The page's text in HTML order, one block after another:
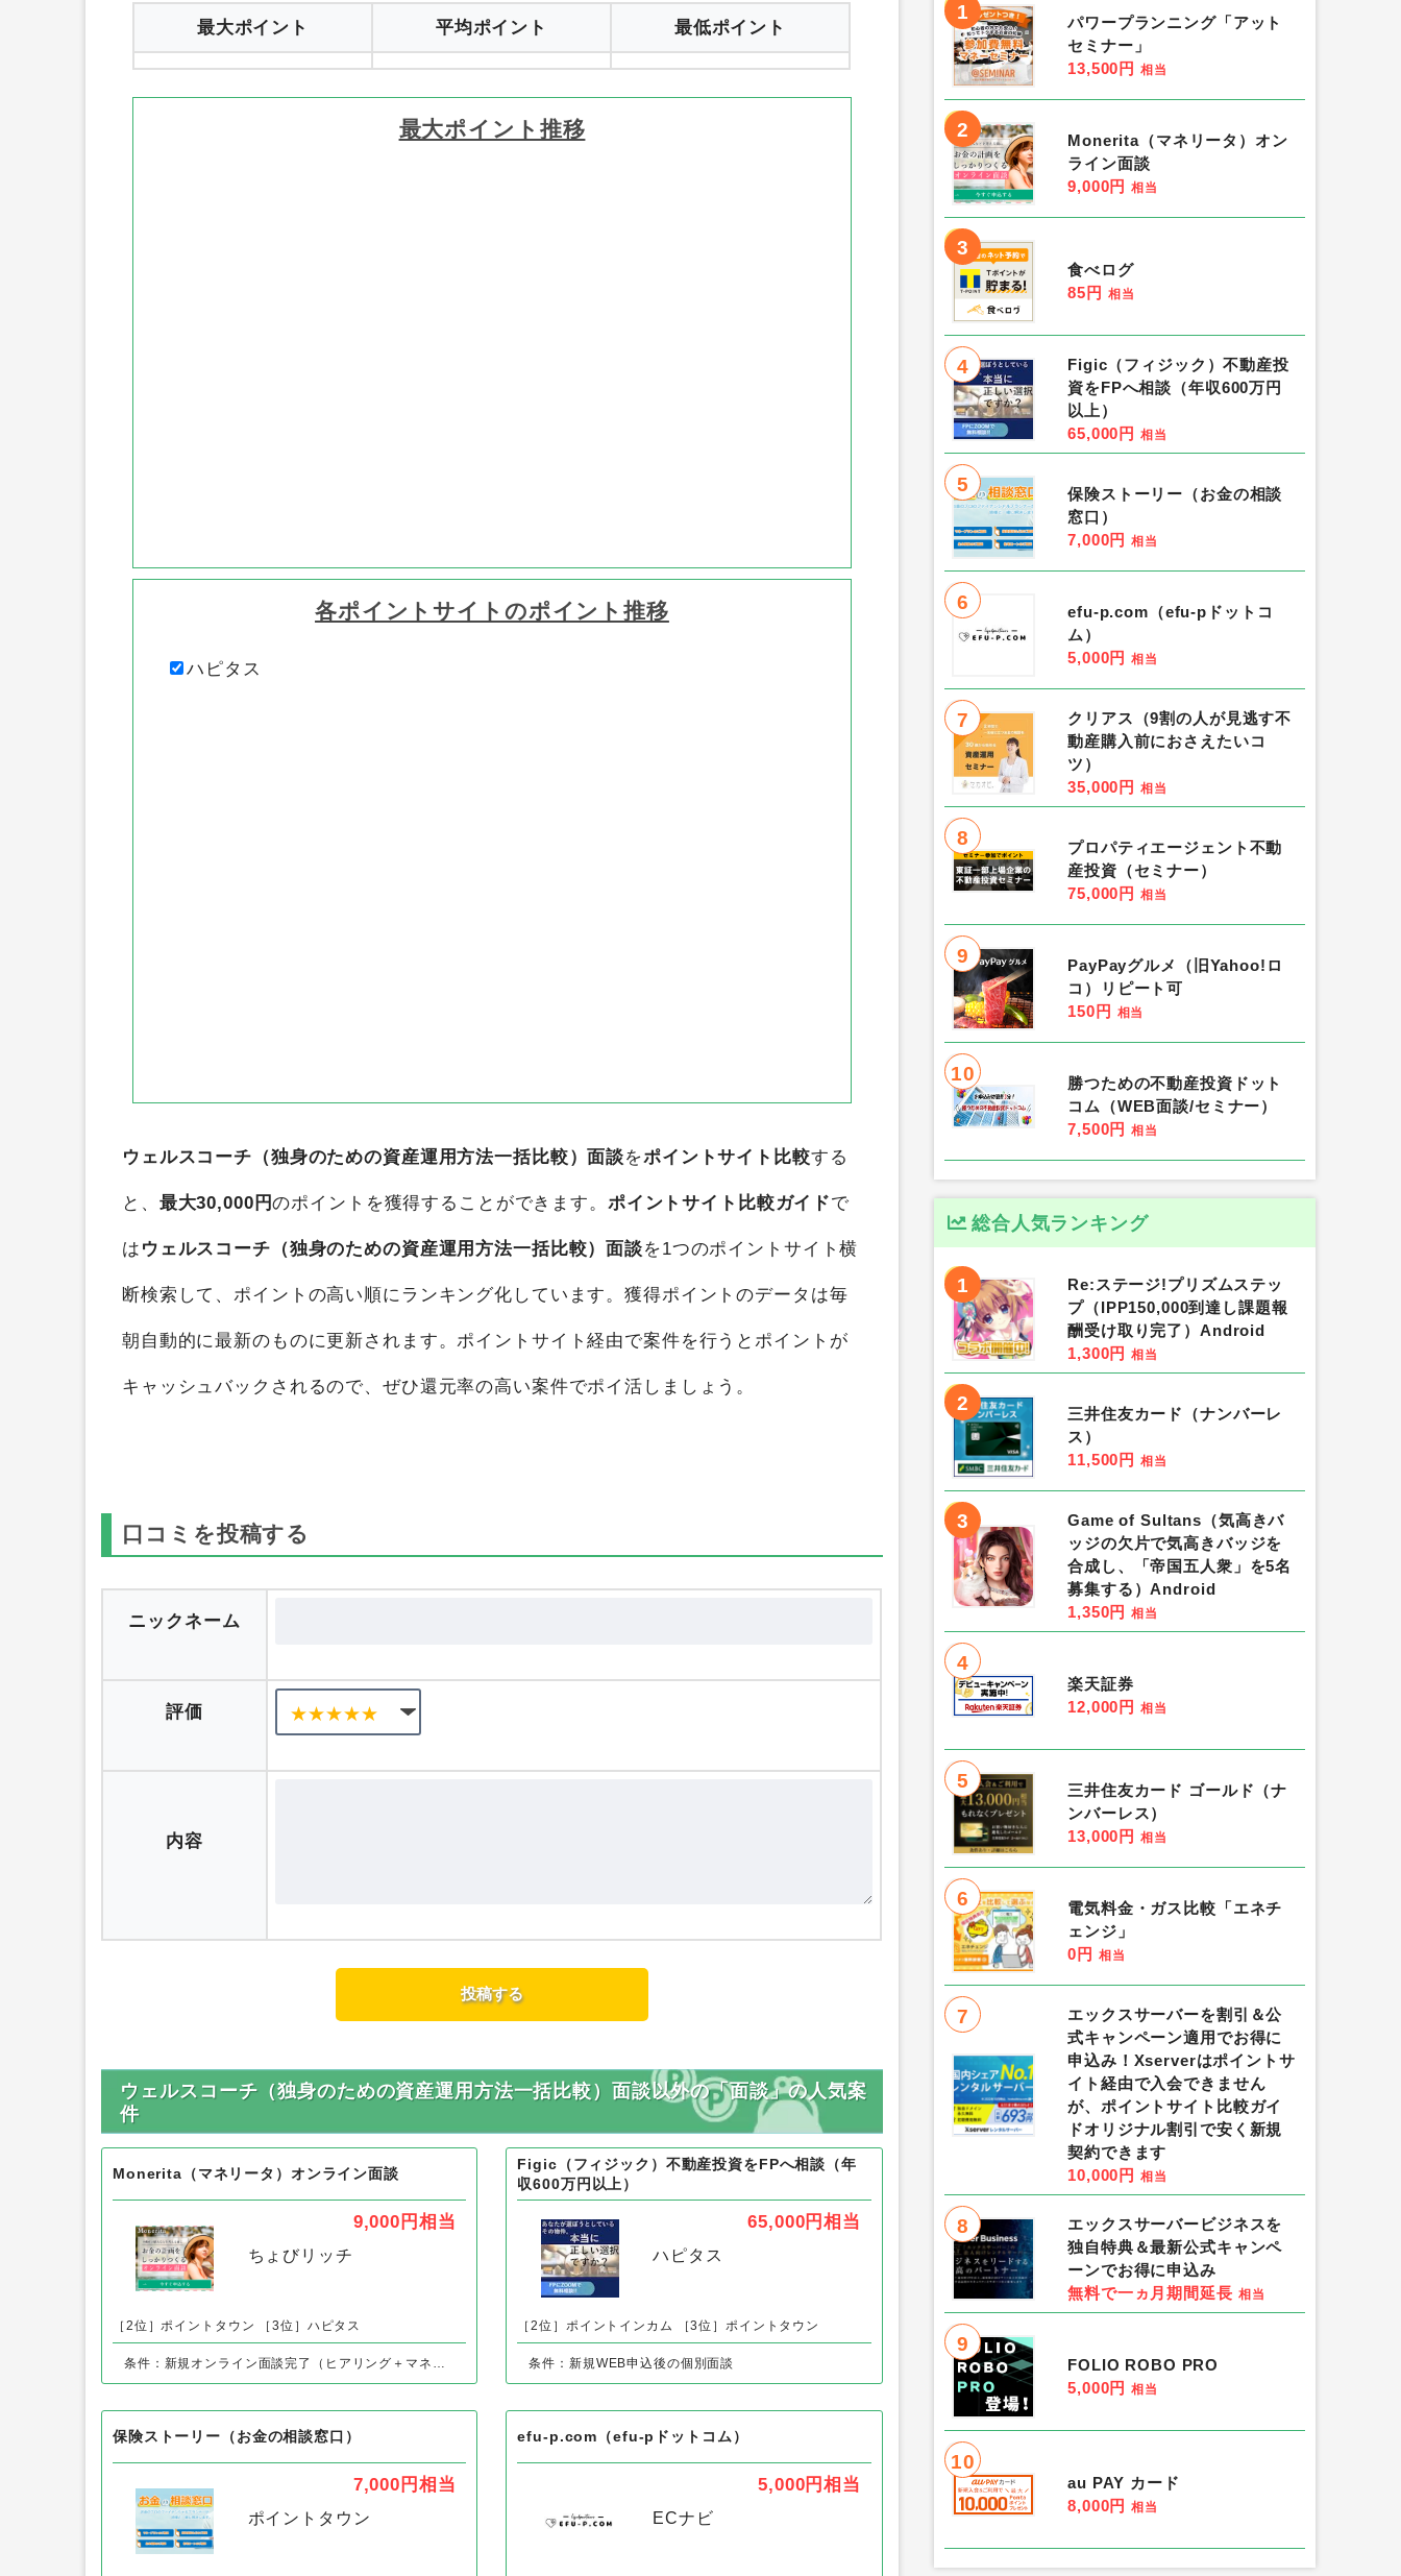
最大ポイント 平均ポイント 最低ポイント
最大ポイント推移
各ポイントサイトのポイント推移
ハピタス
ウェルスコーチ（独身のための資産運用方法一括比較）面談をポイントサイト比較する
と、 最大30,000円のポイントを獲得することができます。 ポイントサイト比較ガイドで
は ウェルスコーチ（独身のための資産運用方法一括比較）面談を1つのポイントサイト横
断検索して、ポイントの高い順にランキング化しています。獲得ポイントのデータは毎
朝自動的に最新のものに更新されます。ポイントサイト経由で案件を行うとポイントが
キャッシュバックされるので、ぜひ還元率の高い案件でポイ活しましょう。
口コミを投稿する
ニックネーム
評価
内容
ウェルスコーチ（独身のための資産運用方法一括比較）面談以外の「面談」の人気案
件
Monerita（マネリータ）オンライン面談
9,000円 相当
ちょびリッチ
［2位］ポイントタウン ［3位］ハピタス
条件：新規オンライン面談完了（ヒアリング＋マネープラン作成）
Figic（フィジック）不動産投資をFPへ相談（年
収600万円以上）
65,000円相当
ハピタス
［2位］ポイントインカム ［3位］ポイントタウン
条件：新規WEB申込後の個別面談
保険ストーリー（お金の相談窓口）
7,000円 相当
ポイントタウン
efu-p.com（efu-pドットコム）
5,000円相当
ECナビ
1
パワープランニング「アット
セミナー」
13,500円 相当
2
Monerita（マネリータ）オン
ライン面談
9,000円 相当
3
食べログ
85円 相当
4
Figic（フィジック）不動産投
資をFPへ相談（年収600万円
以上）
65,000円 相当
5
保険ストーリー（お金の相談
窓口）
7,000円 相当
6
efu-p.com（efu-pドットコ
ム）
5,000円 相当
7
クリアス（9割の人が見逃す不
動産購入前におさえたいコ
ツ）
35,000円 相当
8
プロパティエージェント不動
産投資（セミナー）
75,000円 相当
9
PayPayグルメ（旧Yahoo!ロ
コ）リピート可
150円 相当
10
勝つための不動産投資ドット
コム（WEB面談/セミナー）
7,500円 相当
総合人気ランキング
1
Re:ステージ!プリズムステッ
プ（IPP150,000到達し課題報
酬受け取り完了）Android
1,300円 相当
2
三井住友カード（ナンバーレ
ス）
11,500円 相当
3
Game of Sultans（気高きバ
ッジの欠片で気高きバッジを
合成し、「帝国五人衆」を5名
募集する）Android
1,350円 相当
4
楽天証券
12,000円 相当
5
三井住友カード ゴールド（ナ
ンバーレス）
13,000円 相当
6
電気料金・ガス比較「エネチ
ェンジ」
0円 相当
7
エックスサーバーを割引＆公
式キャンペーン適用でお得に
申込み！Xserverはポイントサ
イト経由で入会できません
が、ポイントサイト比較ガイ
ドオリジナル割引で安く新規
契約できます
10,000円 相当
8
エックスサーバービジネスを
独自特典＆最新公式キャンペ
ーンでお得に申込み
無料で一ヵ月期間延長 相当
9
FOLIO ROBO PRO
5,000円 相当
10
au PAY カード
8,000円 相当